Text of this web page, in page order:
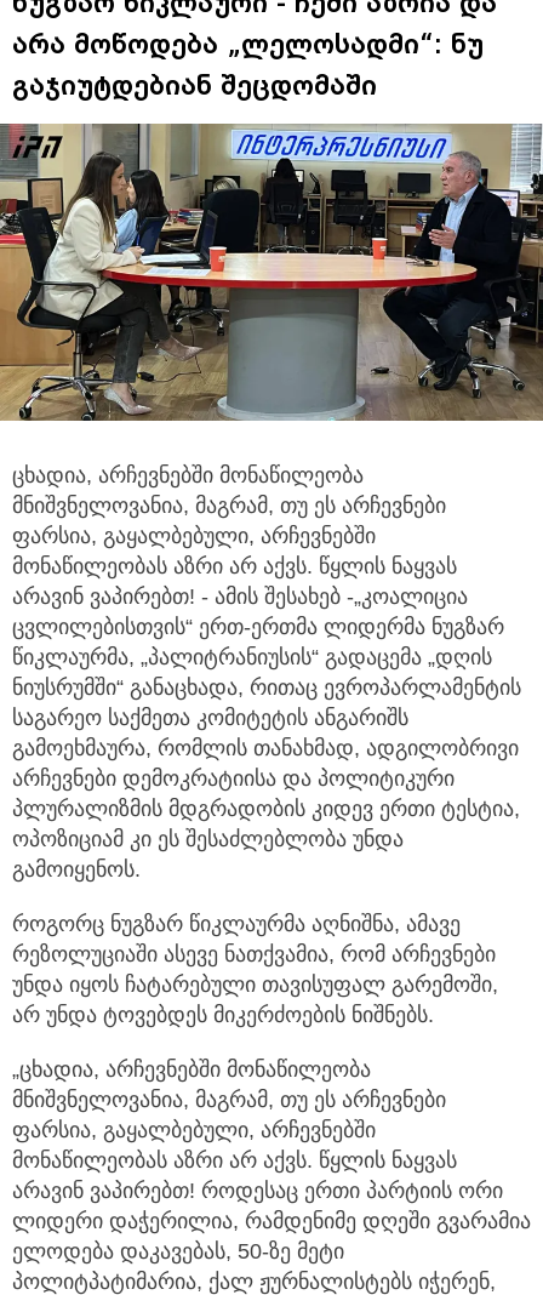
არა მოწოდება „ლელოსადმი“: ნუ
გაჯიუტდებიან შეცდომაში
ცხადია, არჩევნებში მონაწილეობა
მნიშვნელოვანია, მაგრამ, თუ ეს არჩევნები
ფარსია, გაყალბებული, არჩევნებში
მონაწილეობას აზრი არ აქვს. წყლის ნაყვას
არავინ ვაპირებთ! - ამის შესახებ -„კოალიცია
ცვლილებისთვის“ ერთ-ერთმა ლიდერმა ნუგზარ
წიკლაურმა, „პალიტრანიუსის“ გადაცემა „დღის
ნიუსრუმში“ განაცხადა, რითაც ევროპარლამენტის
საგარეო საქმეთა კომიტეტის ანგარიშს
გამოეხმაურა, რომლის თანახმად, ადგილობრივი
არჩევნები დემოკრატიისა და პოლიტიკური
პლურალიზმის მდგრადობის კიდევ ერთი ტესტია,
ოპოზიციამ კი ეს შესაძლებლობა უნდა
გამოიყენოს.
როგორც ნუგზარ წიკლაურმა აღნიშნა, ამავე
რეზოლუციაში ასევე ნათქვამია, რომ არჩევნები
უნდა იყოს ჩატარებული თავისუფალ გარემოში,
არ უნდა ტოვებდეს მიკერძოების ნიშნებს.
„ცხადია, არჩევნებში მონაწილეობა
მნიშვნელოვანია, მაგრამ, თუ ეს არჩევნები
ფარსია, გაყალბებული, არჩევნებში
მონაწილეობას აზრი არ აქვს. წყლის ნაყვას
არავინ ვაპირებთ! როდესაც ერთი პარტიის ორი
ლიდერი დაჭერილია, რამდენიმე დღეში გვარამია
ელოდება დაკავებას, 50-ზე მეტი
პოლიტპატიმარია, ქალ ჟურნალისტებს იჭერენ,